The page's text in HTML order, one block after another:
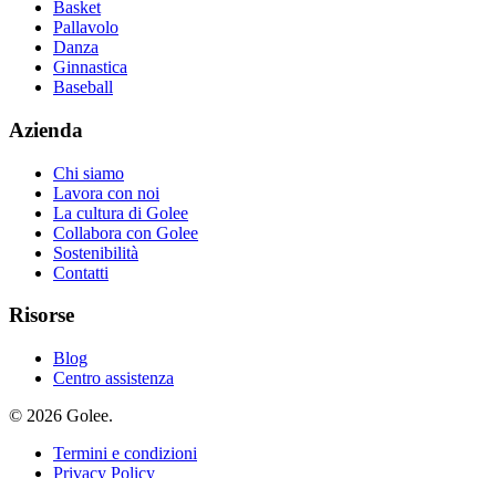
Basket
Pallavolo
Danza
Ginnastica
Baseball
Azienda
Chi siamo
Lavora con noi
La cultura di Golee
Collabora con Golee
Sostenibilità
Contatti
Risorse
Blog
Centro assistenza
© 2026 Golee.
Termini e condizioni
Privacy Policy